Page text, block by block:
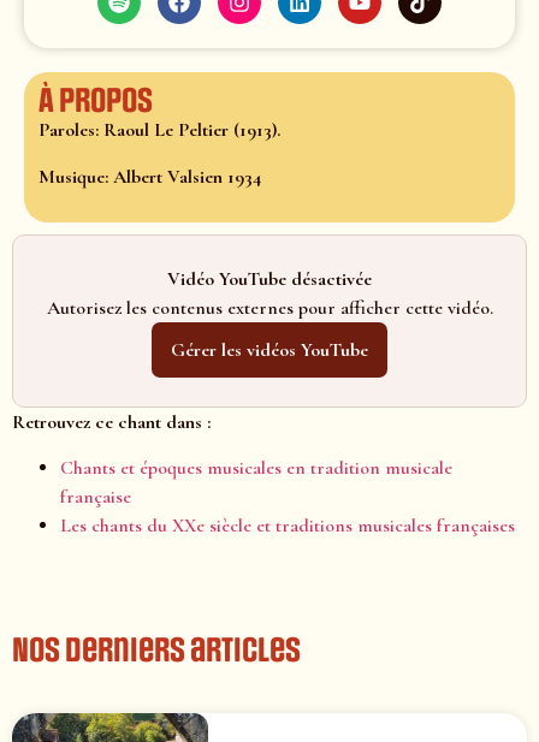
À propos
Paroles: Raoul Le Peltier (1913).
Musique: Albert Valsien 1934
Vidéo YouTube désactivée
Autorisez les contenus externes pour afficher cette vidéo.
Gérer les vidéos YouTube
Retrouvez ce chant dans :
Chants et époques musicales en tradition musicale
française
Les chants du XXe siècle et traditions musicales françaises
Nos derniers articles